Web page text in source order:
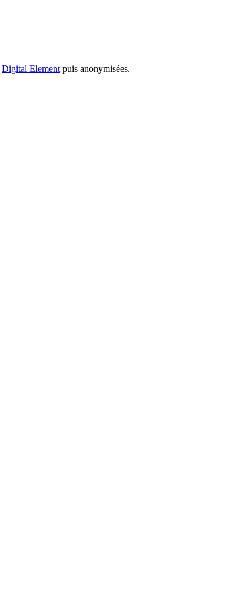
Digital Element puis anonymisées.